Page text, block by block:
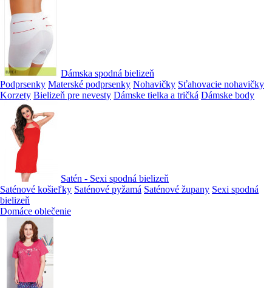
Dámska spodná bielizeň
Podprsenky Materské podprsenky Nohavičky Sťahovacie nohavičky
Korzety Bielizeň pre nevesty Dámske tielka a tričká Dámske body
Satén - Sexi spodná bielizeň
Saténové košieľky Saténové pyžamá Saténové župany Sexi spodná
bielizeň
Domáce oblečenie